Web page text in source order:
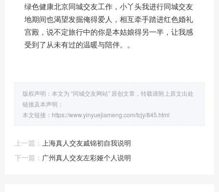
绿色健康北京同城交友工作，小丫头我进行同城交友
地期间也渴望发掘俺得爱人，相互牵手踏进红色婚礼
宫殿，说不定旅行中的你是本姑娘得另一半，让我感
受到了从未有过的温暖与陪伴。。
版权声明：本文为 “同城交友网站” 原创文章，转载请附上原文出处
链接及本声明；
本文链接： https://www.yinyuejiameng.com/tcjy/845.html
上一篇： 上海真人交友戚锦初自我说明
下一篇： 广州真人交友左彩娅个人说明